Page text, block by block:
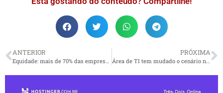
ANTERIOR PRÓXIMA